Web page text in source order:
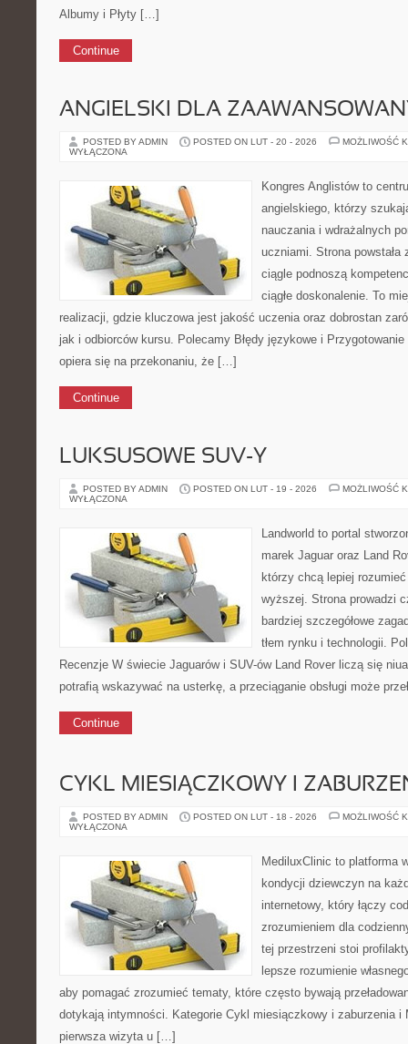
Albumy i Płyty […]
Continue
ANGIELSKI DLA
POSTED BY ADMIN POSTED ON LUT - 20 - 2026
MOŻLIWOŚĆ
WYŁĄCZONA
Kongres Anglistów to
angielskiego, którzy
nauczania i wdrażalnych
uczniami. Strona
ciągle podnoszą
ciągłe doskonalenie. To
realizacji, gdzie kluczowa jest jakość uczenia oraz dobrostan
jak i odbiorców kursu. Polecamy Błędy językowe i
opiera się na przekonaniu, że […]
Continue
LUKSUSOWE SUV-Y
POSTED BY ADMIN POSTED ON LUT - 19 - 2026
MOŻLIWOŚĆ
WYŁĄCZONA
Landworld to portal
marek Jaguar oraz Land
którzy chcą lepiej
wyższej. Strona prowadzi
bardziej szczegółowe
tłem rynku i technologii.
Recenzje W świecie Jaguarów i SUV-ów Land Rover liczą się
potrafią wskazywać na usterkę, a przeciąganie obsługi może
Continue
CYKL MIESIĄCZKOWY I
POSTED BY ADMIN POSTED ON LUT - 18 - 2026
MOŻLIWOŚĆ
WYŁĄCZONA
MediluxClinic to platforma
kondycji dziewczyn na
internetowy, który łączy
zrozumieniem dla
tej przestrzeni stoi
lepsze rozumienie
aby pomagać zrozumieć tematy, które często bywają
dotykają intymności. Kategorie Cykl miesiączkowy i zaburzenia i
pierwsza wizyta u […]